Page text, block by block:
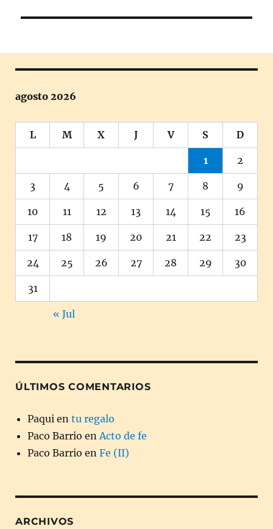
agosto 2026
L M X J V S D
1 2
3 4 5 6 7 8 9
10 11 12 13 14 15 16
17 18 19 20 21 22 23
24 25 26 27 28 29 30
31
« Jul
ÚLTIMOS COMENTARIOS
Paqui en tu regalo
Paco Barrio en Acto de fe
Paco Barrio en Fe (II)
ARCHIVOS